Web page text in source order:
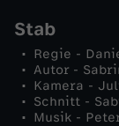
Stab
Regie -
Autor -
Kamera -
Schnitt -
Musik -